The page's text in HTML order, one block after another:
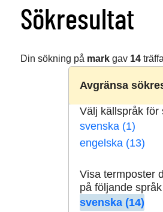
Sökresultat
Din sökning på markgav 14
Avgränsa
Välj källspråk för
svenska (1)
engelska (13)
Visa termposter
på följande
svenska (14)